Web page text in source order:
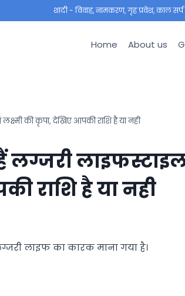
शादी - विवाह, नामकरण, गृह प्रवेश, काल
Home About us
की कृपा, देखिए आपकी राशि है या नही
लग्जरी
राशि है या नही
लाइफ का कारक माना गया है।